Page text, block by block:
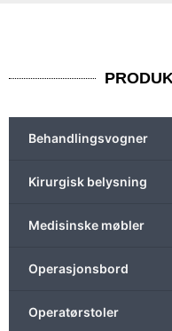
Behandlingsvogner
Kirurgisk belysning
Medisinske møbler
Operasjonsbord
Operatørstoler